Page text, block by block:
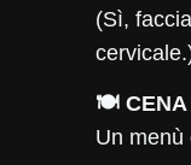
(Sì,
🍽 CENA
Un menù